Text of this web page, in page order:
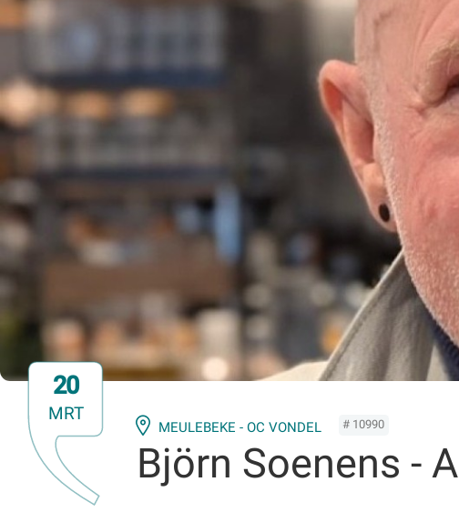
20
MRT
MEULEBEKE - OC VONDEL # 10990
Björn Soenens -